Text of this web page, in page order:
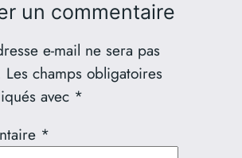
un commentaire
e-mail ne sera pas
Les champs obligatoires
avec *
*